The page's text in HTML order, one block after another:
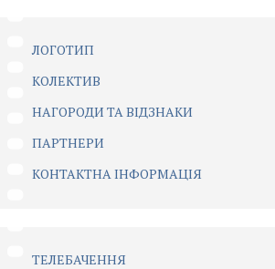
ЛОГОТИП
КОЛЕКТИВ
НАГОРОДИ ТА ВІДЗНАКИ
ПАРТНЕРИ
КОНТАКТНА ІНФОРМАЦІЯ
ТЕЛЕБАЧЕННЯ